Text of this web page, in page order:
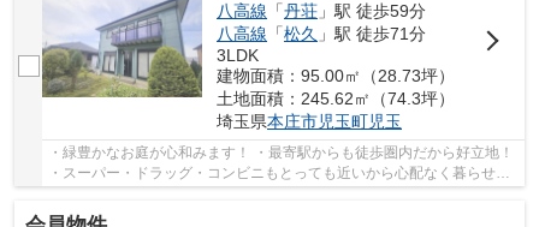
八高線 「丹荘 」駅 徒歩59分
八高線 「松久 」駅 徒歩71分
3LDK
建物面積：95.00㎡（28.73坪）
土地面積：245.62㎡（74.3坪）
埼玉県本庄市児玉町児玉
・緑豊かなお庭が心和みます！ ・最寄駅からも徒歩圏内だから好立地！
・スーパー・ドラッグ・コンビニもとっても近いから心配なく暮らせま